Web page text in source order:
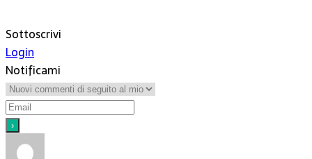
Sottoscrivi
Login
Notificami